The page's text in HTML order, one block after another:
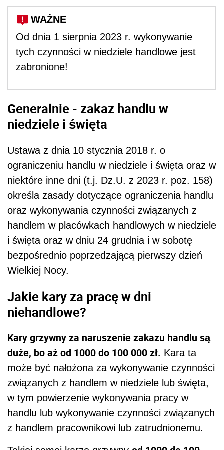
WAŻNE
Od dnia 1 sierpnia 2023 r. wykonywanie
tych czynności w niedziele handlowe jest
zabronione!
Generalnie - zakaz handlu w
niedziele i święta
Ustawa z dnia 10 stycznia 2018 r. o
ograniczeniu handlu w niedziele i święta oraz w
niektóre inne dni (t.j. Dz.U. z 2023 r. poz. 158)
określa zasady dotyczące ograniczenia handlu
oraz wykonywania czynności związanych z
handlem w placówkach handlowych w niedziele
i święta oraz w dniu 24 grudnia i w sobotę
bezpośrednio poprzedzającą pierwszy dzień
Wielkiej Nocy.
Jakie kary za pracę w dni
niehandlowe?
Kary grzywny za naruszenie zakazu handlu są
duże, bo ażod 1000 do 100 000 zł. Kara ta
może być nałożona za wykonywanie czynności
związanych z handlem w niedziele lub święta,
w tym powierzenie wykonywania pracy w
handlu lub wykonywanie czynności związanych
z handlem pracownikowi lub zatrudnionemu.